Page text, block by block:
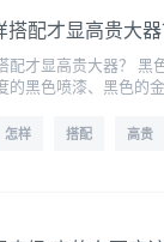
搭配才显高贵大器
配才显高贵大器？ 黑
的黑色喷漆、黑色的
怎样 搭配 高贵